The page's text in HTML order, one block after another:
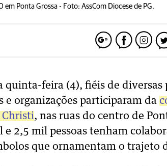
em Ponta Grossa - Foto: AssCom Diocese de PG.
quinta-feira (4), fiéis de diversas
e organizações participaram da
Christi, nas ruas do centro de
2,5 mil pessoas tenham
que ornamentam o trajeto